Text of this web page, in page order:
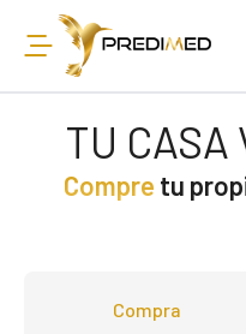
TU CASA
Compre tu
Compra